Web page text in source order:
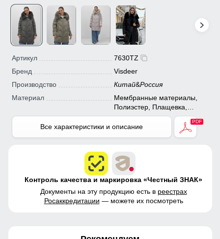
Артикул
7630TZ
Бренд
Visdeer
Производство
Китай&Россия
Материал
Мембранные материалы,
Полиэстер, Плащевка,
Болонь, Экологичные
материалы
Все характеристики и описание
Контроль качества и маркировка «Честный ЗНАК»
Документы на эту продукцию есть в реестрах
Росаккредитации — можете их посмотреть